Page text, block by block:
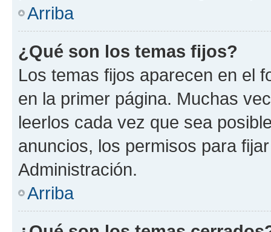
Arriba
¿Qué son los temas fijos?
Los temas fijos aparecen en el
en la primer página. Muchas
leerlos cada vez que sea
anuncios, los permisos para
Administración.
Arriba